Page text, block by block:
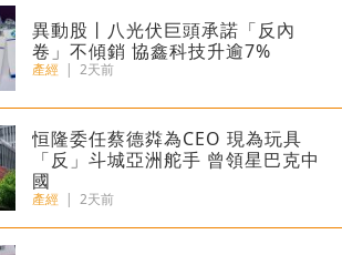
異動股丨八光伏巨頭承諾「反內
卷」不傾銷 協鑫科技升逾7%
產經 | 2天前
恒隆委任蔡德粦為CEO 現為玩具
「反」斗城亞洲舵手 曾領星巴克中
國
產經 | 2天前